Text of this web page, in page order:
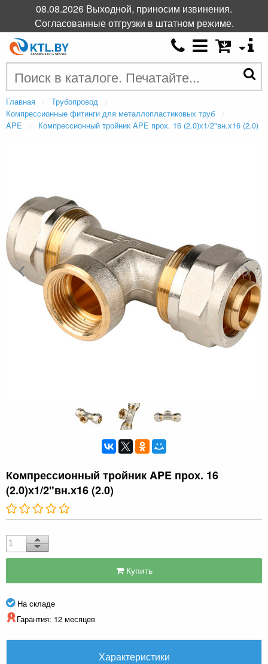
Главная
Трубопровод
Компрессионные фитинги для металлопластиковых труб
APE
Компрессионный тройник APE прох. 16 (2.0)х1/2"вн.х16 (2.0)
Компрессионный тройник APE прох. 16
(2.0)х1/2"вн.х16 (2.0)
Купить
На складе
Гарантия: 12 месяцев
Характеристики
08.08.2026 Выходной, приносим извинения.
Согласованные отгрузки в штатном режиме.